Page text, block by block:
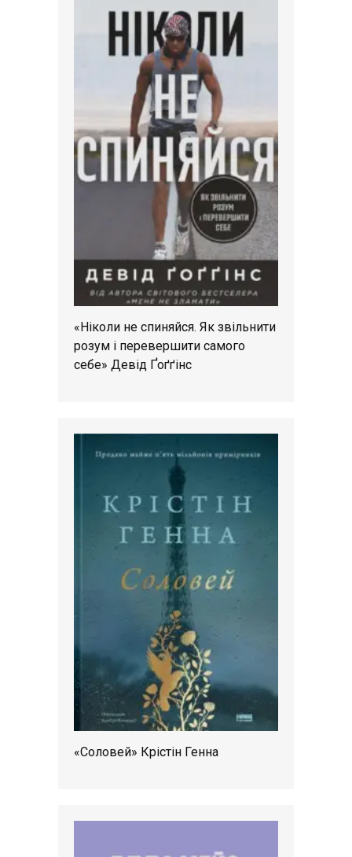
«Ніколи не спиняйся. Як звільнити
розум і перевершити самого
себе» Девід Ґоґґінс
«Соловей» Крістін Генна